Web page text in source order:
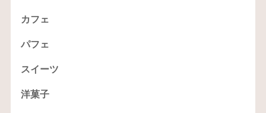
カフェ
パフェ
スイーツ
洋菓子